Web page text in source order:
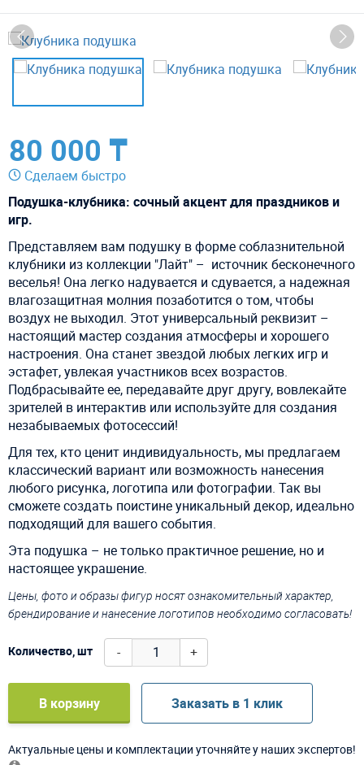
80 000 ₸
Сделаем быстро
Подушка-клубника: сочный акцент для праздников и
игр.
Представляем вам подушку в форме соблазнительной
клубники из коллекции "Лайт" – источник бесконечного
веселья! Она легко надувается и сдувается, а надежная
влагозащитная молния позаботится о том, чтобы
воздух не выходил. Этот универсальный реквизит –
настоящий мастер создания атмосферы и хорошего
настроения. Она станет звездой любых легких игр и
эстафет, увлекая участников всех возрастов.
Подбрасывайте ее, передавайте друг другу, вовлекайте
зрителей в интерактив или используйте для создания
незабываемых фотосессий!
Для тех, кто ценит индивидуальность, мы предлагаем
классический вариант или возможность нанесения
любого рисунка, логотипа или фотографии. Так вы
сможете создать поистине уникальный декор, идеально
подходящий для вашего события.
Эта подушка – не только практичное решение, но и
настоящее украшение.
Цены, фото и образы фигур носят ознакомительный характер,
брендирование и нанесение логотипов необходимо согласовать!
Количество, шт - +
В корзину Заказать в 1 клик
Актуальные цены и комплектации уточняйте у наших экспертов!